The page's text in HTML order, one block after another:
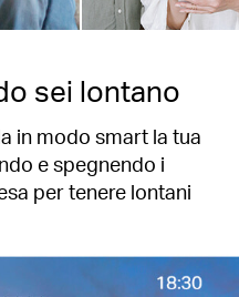
sei lontano
in modo smart la tua
e spegnendo i
per tenere lontani